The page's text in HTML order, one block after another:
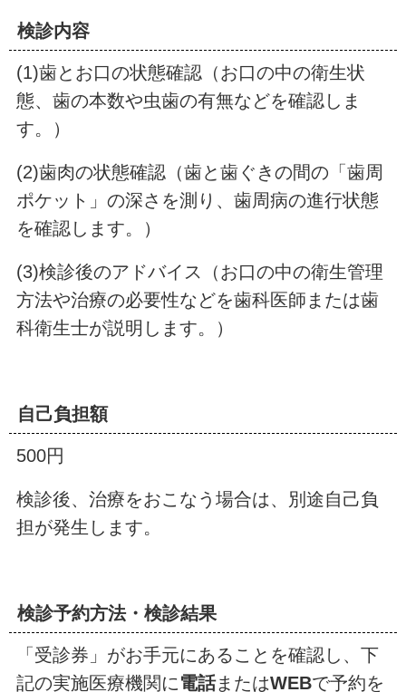
検診内容
(1)歯とお口の状態確認（お口の中の衛生状
態、歯の本数や虫歯の有無などを確認しま
す。）
(2)歯肉の状態確認（歯と歯ぐきの間の「歯周
ポケット」の深さを測り、歯周病の進行状態
を確認します。）
(3)検診後のアドバイス（お口の中の衛生管理
方法や治療の必要性などを歯科医師または歯
科衛生士が説明します。）
自己負担額
500円
検診後、治療をおこなう場合は、別途自己負
担が発生します。
検診予約方法・検診結果
「受診券」がお手元にあることを確認し、下
記の実施医療機関に電話またはWEBで予約を